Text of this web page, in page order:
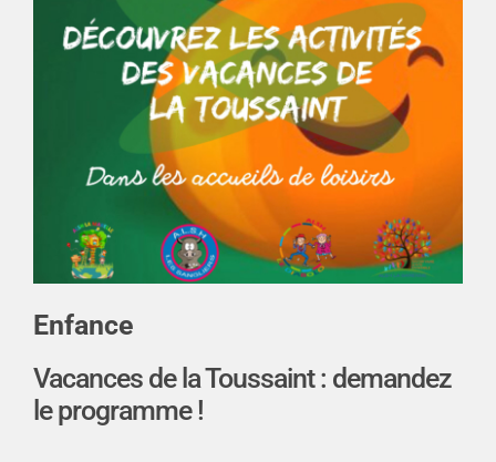
Enfance
Vacances de la Toussaint : demandez
le programme !